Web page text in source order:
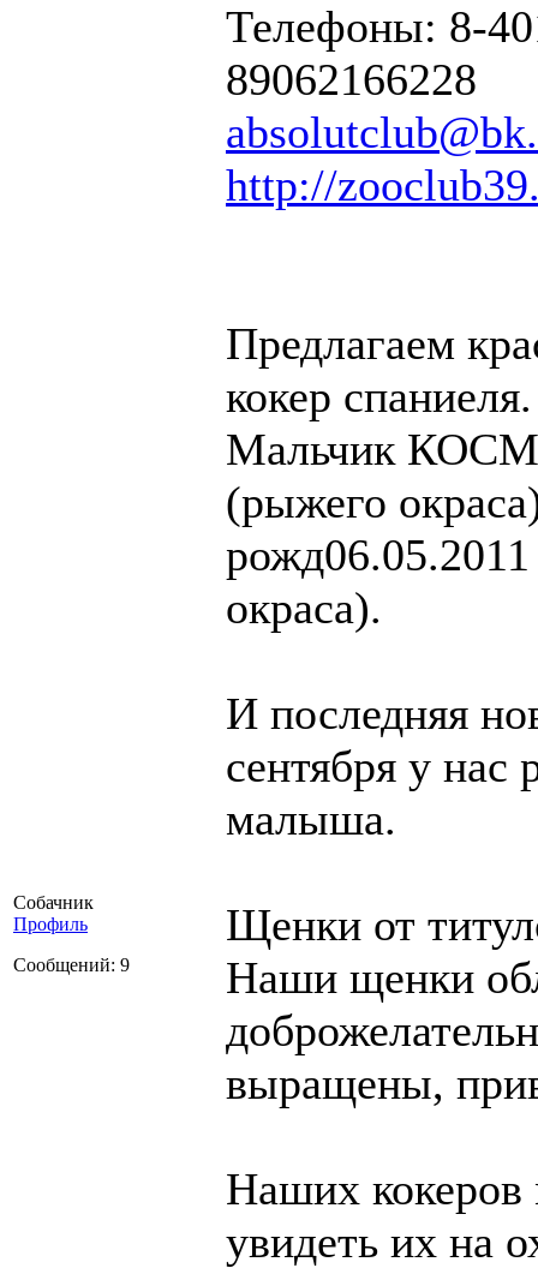
Собачник
Профиль
Сообщений: 9
Телефоны: 8-
89062166228
http://
Предлагаем
кокер спаниеля.
Мальчик
(рыжего
рожд06.05.2011
окраса).
И последняя
сентября у
малыша.
Щенки от
Наши щенки
выращены,
Наших кокеров
увидеть их на